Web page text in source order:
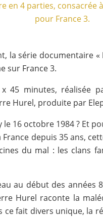
la série documentaire «
sur France 3.
45 minutes, réalisée
Hurel, produite par
16 octobre 1984 ? Et
depuis 35 ans,
du mal : les clans
au début des années
Hurel raconte la
ce fait divers unique, la